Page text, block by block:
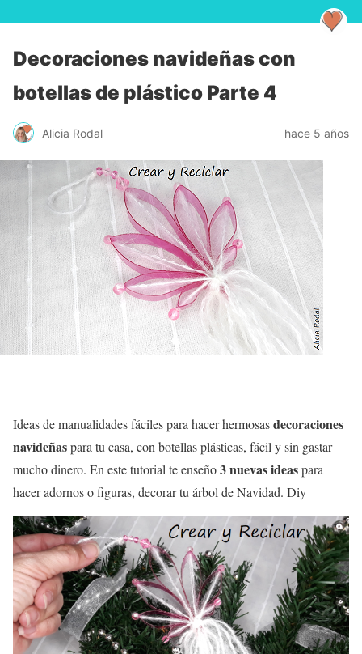
Decoraciones navideñas con
botellas de plástico Parte 4
Alicia Rodal hace 5 años
Ideas de manualidades fáciles para hacer hermosasdecoraciones
navideñaspara tu casa, con botellas plásticas, fácil y sin gastar
mucho dinero. En este tutorial te enseño3 nuevas ideaspara
hacer adornos o figuras, decorar tu árbol de Navidad. Diy